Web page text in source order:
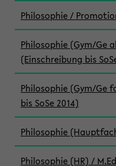
Philosophie /
Philosophie (Gym/Ge
(Einschreibung bis
Philosophie (Gym/Ge
bis SoSe 2014)
Philosophie
Philosophie (HR) /